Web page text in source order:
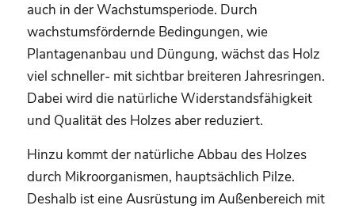
auch in der Wachstumsperiode. Durch
wachstumsfördernde Bedingungen, wie
Plantagenanbau und Düngung, wächst das Holz
viel schneller- mit sichtbar breiteren Jahresringen.
Dabei wird die natürliche Widerstandsfähigkeit
und Qualität des Holzes aber reduziert.
Hinzu kommt der natürliche Abbau des Holzes
durch Mikroorganismen, hauptsächlich Pilze.
Deshalb ist eine Ausrüstung im Außenbereich mit